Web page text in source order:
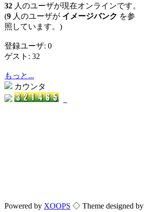
32 人のユーザが現在オンラインです。
(9 人のユーザが イメージバンク を参
照しています。)
登録ユーザ: 0
ゲスト: 32
もっと...
カウンタ
Powered by XOOPS ◇ Theme designed by